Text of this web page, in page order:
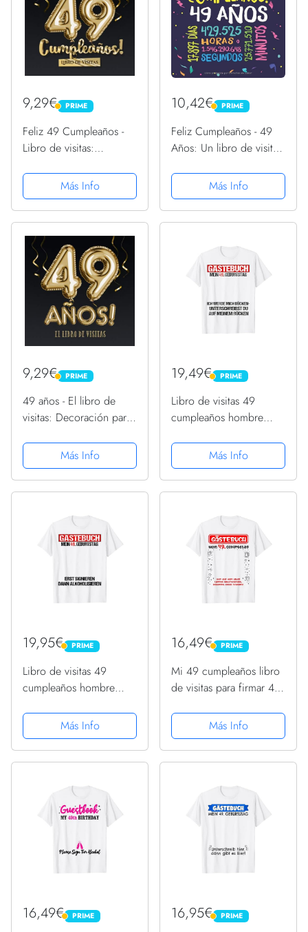
9,29€ PRIME
PRIME
Feliz 49 Cumpleaños -
Libro de visitas:
cumpleaños – Regalo
originale para hombre y
mujer - 49 años - Libro
Más Info
10,42€ PRIME
PRIME
Feliz Cumpleaños - 49
Años: Un libro de visitas
cumpleaños –
Decoración y regalos
originales para hombres
Más Info
9,29€ PRIME
PRIME
49 años - El libro de
visitas: Decoración para
Regalos para hombre y
mujer - 49 años -
Edición Globos Oro
Más Info
19,49€ PRIME
PRIME
Libro de visitas 49
cumpleaños hombre
cumpleaños decoración
Camiseta
Más Info
19,95€ PRIME
PRIME
Libro de visitas 49
cumpleaños hombre
cumpleaños decoración
Camiseta
Más Info
16,49€ PRIME
PRIME
Mi 49 cumpleaños libro
de visitas para firmar 49
Más Info
16,49€ PRIME
PRIME 16,95€ PRIME
PRIME